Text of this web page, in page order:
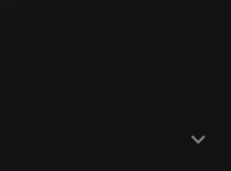
keyboard_arrow_down